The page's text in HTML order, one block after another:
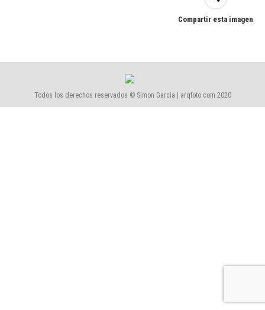
Compartir esta imagen
Todos los derechos reservados © Simon Garcia | arqfoto.com 2020